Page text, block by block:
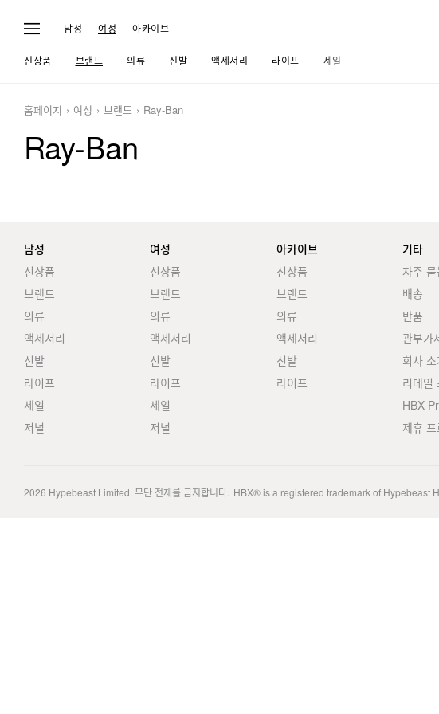
남성 여성 아카이브
신상품 브랜드 의류 신발 액세서리 라이프 세일
홈페이지 여성 브랜드 Ray-Ban
Ray-Ban
남성
신상품
브랜드
의류
액세서리
신발
라이프
세일
저널
여성
신상품
브랜드
의류
액세서리
신발
라이프
세일
저널
아카이브
신상품
브랜드
의류
액세서리
신발
라이프
기타
자주
배송
반품
관부가
회사 소
리테일
HBX
제휴
2026 Hypebeast Limited. 무단 전재를 금지합니다. HBX® is a registered trademark of Hypebeast